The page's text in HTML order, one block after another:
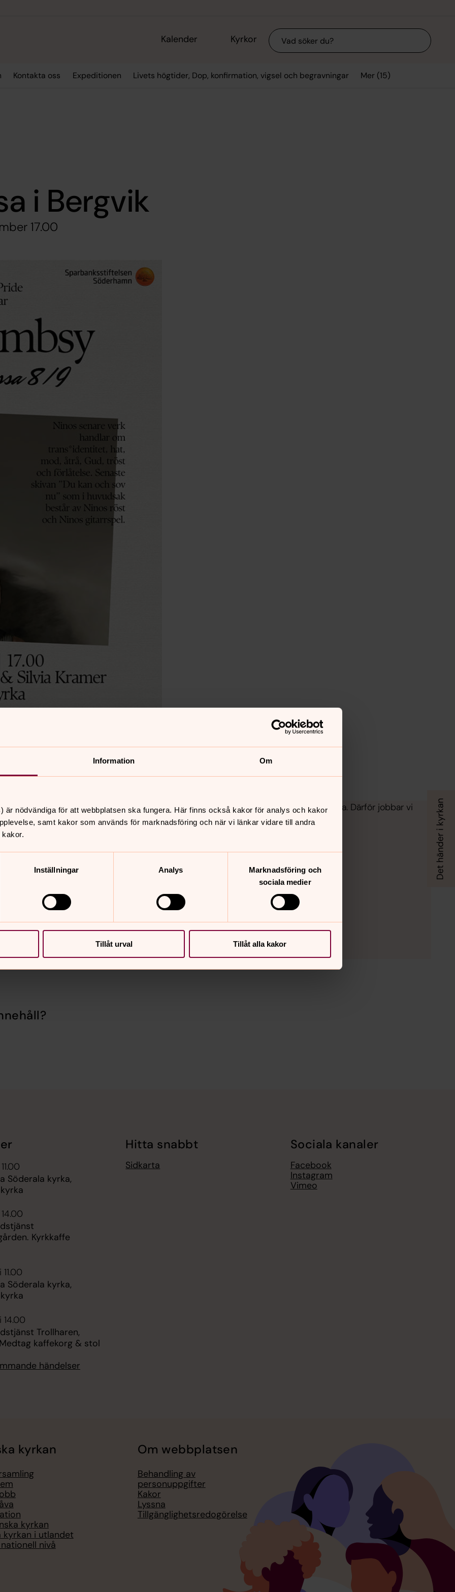
Information Om
är nödvändiga för att webbplatsen ska fungera. Här finns också kakor för analys och kakor
samt kakor som används för marknadsföring och när vi länkar vidare till andra
Inställningar Analys
Marknadsföring och
sociala medier
Tillåt urval Tillåt alla kakor
Kalender Kyrkor Sök
Kontakta oss Expeditionen Livets högtider, Dop, konfirmation, vigsel och begravningar Mer (15)
i Bergvik
17.00
en inkluderande kyrka, där hbtqia+-personer ska känna sig trygga och välkomna. Därför jobbar vi
och för inkludering.
Söderala kyrka,
Kyrkkaffe
Söderala kyrka,
14.00
Trollharen,
kaffekorg & stol
händelser
Hitta snabbt
Sidkarta
Sociala kanaler
Facebook
Instagram
Vimeo
kyrkan
kyrkan
kyrkan i utlandet
nivå
Om webbplatsen
Behandling av
personuppgifter
Kakor
Lyssna
Tillgänglighetsredogörelse